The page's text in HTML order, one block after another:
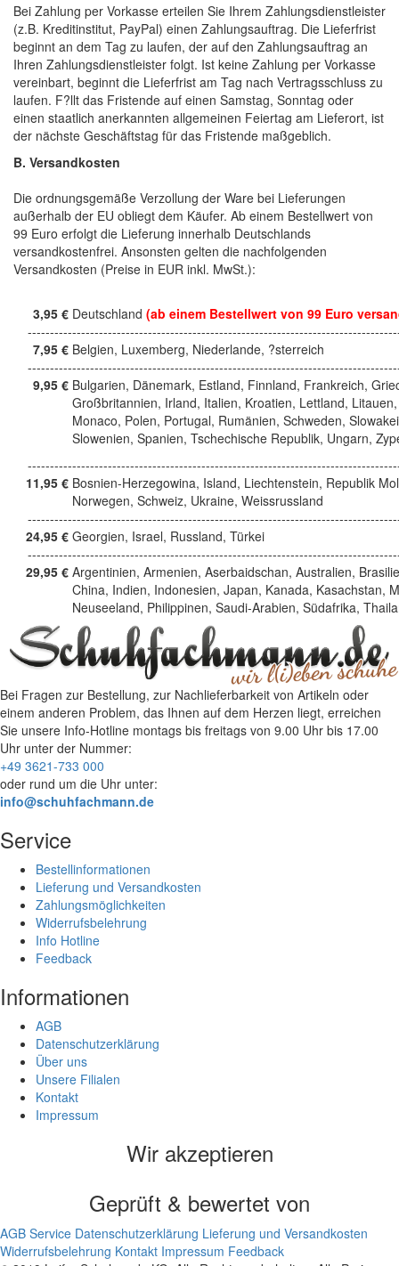
Bei Zahlung per Vorkasse erteilen Sie Ihrem Zahlungsdienstleister
(z.B. Kreditinstitut, PayPal) einen Zahlungsauftrag. Die Lieferfrist
beginnt an dem Tag zu laufen, der auf den Zahlungsauftrag an
Ihren Zahlungsdienstleister folgt. Ist keine Zahlung per Vorkasse
vereinbart, beginnt die Lieferfrist am Tag nach Vertragsschluss zu
laufen. F?llt das Fristende auf einen Samstag, Sonntag oder
einen staatlich anerkannten allgemeinen Feiertag am Lieferort, ist
der nächste Geschäftstag für das Fristende maßgeblich.
B. Versandkosten
Die ordnungsgemäße Verzollung der Ware bei Lieferungen
außerhalb der EU obliegt dem Käufer. Ab einem Bestellwert von
99 Euro erfolgt die Lieferung innerhalb Deutschlands
versandkostenfrei. Ansonsten gelten die nachfolgenden
Versandkosten (Preise in EUR inkl. MwSt.):
3,95 € Deutschland (ab einem Bestellwert von 99 Euro
7,95 € Belgien, Luxemberg, Niederlande, ?sterreich
9,95 € Bulgarien, Dänemark, Estland, Finnland, Frankreich,
Großbritannien, Irland, Italien, Kroatien, Lettland, Litauen,
Monaco, Polen, Portugal, Rumänien, Schweden,
Slowenien, Spanien, Tschechische Republik, Ungarn,
11,95 € Bosnien-Herzegowina, Island, Liechtenstein, Republik
Norwegen, Schweiz, Ukraine, Weissrussland
24,95 € Georgien, Israel, Russland, Türkei
29,95 € Argentinien, Armenien, Aserbaidschan, Australien,
China, Indien, Indonesien, Japan, Kanada, Kasachstan,
Neuseeland, Philippinen, Saudi-Arabien, Südafrika,
Bei Fragen zur Bestellung, zur Nachlieferbarkeit von Artikeln oder
einem anderen Problem, das Ihnen auf dem Herzen liegt, erreichen
Sie unsere Info-Hotline montags bis freitags von 9.00 Uhr bis 17.00
Uhr unter der Nummer:
+49 3621-733 000
oder rund um die Uhr unter:
info@schuhfachmann.de
Service
Bestellinformationen
Lieferung und Versandkosten
Zahlungsmöglichkeiten
Widerrufsbelehrung
Info Hotline
Feedback
Informationen
AGB
Datenschutzerklärung
Über uns
Unsere Filialen
Kontakt
Impressum
Wir akzeptieren
Geprüft & bewertet von
AGB Service Datenschutzerklärung Lieferung und Versandkosten
Widerrufsbelehrung Kontakt Impressum Feedback